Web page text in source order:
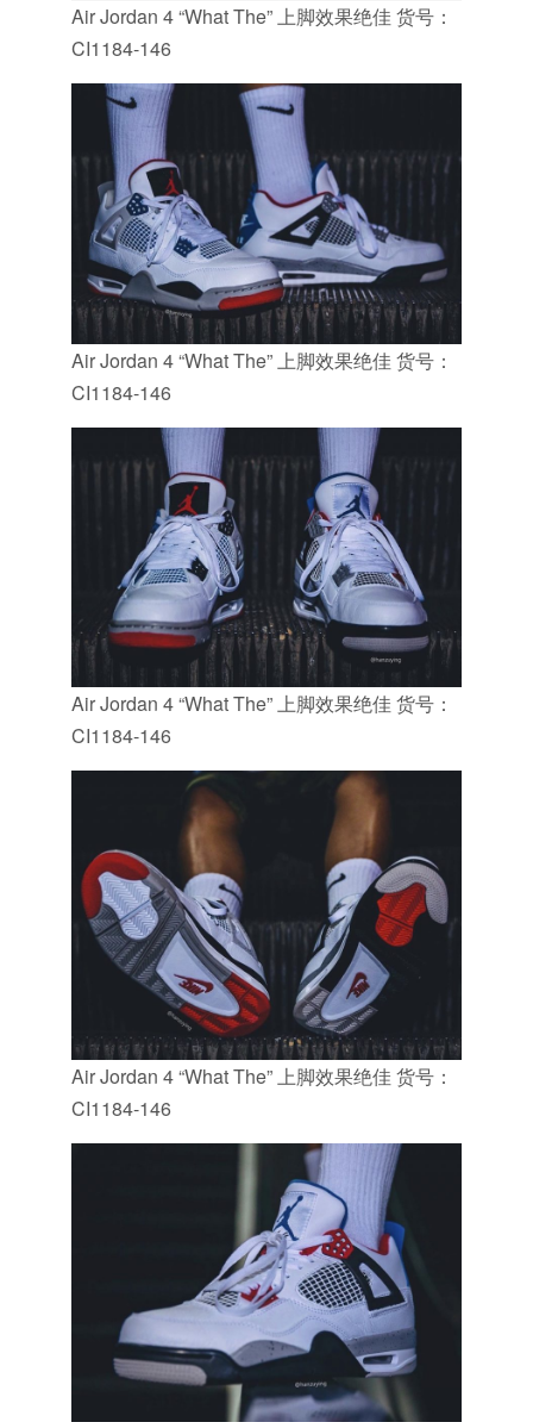
Air Jordan 4 “What The” 上脚效果绝佳 货号：
CI1184-146
Air Jordan 4 “What The” 上脚效果绝佳 货号：
CI1184-146
Air Jordan 4 “What The” 上脚效果绝佳 货号：
CI1184-146
Air Jordan 4 “What The” 上脚效果绝佳 货号：
CI1184-146